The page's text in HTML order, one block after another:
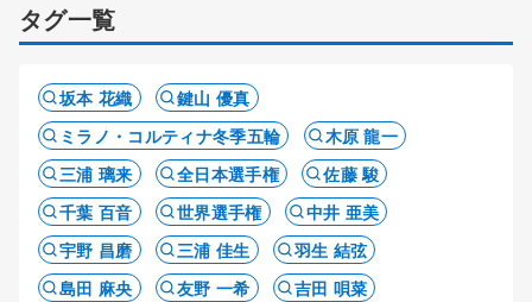
タグ一覧
坂本 花織
鍵山 優真
ミラノ・コルティナ冬季五輪
木原 龍一
三浦 璃来
全日本選手権
佐藤 駿
千葉 百音
世界選手権
中井 亜美
宇野 昌磨
三浦 佳生
羽生 結弦
島田 麻央
友野 一希
吉田 唄菜